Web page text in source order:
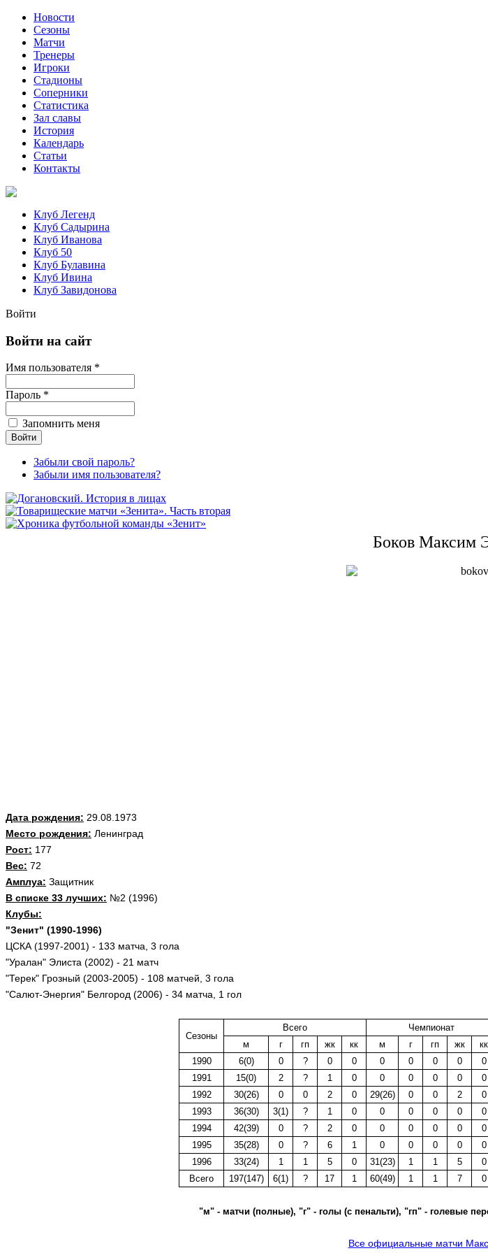
Новости
Сезоны
Матчи
Тренеры
Игроки
Стадионы
Соперники
Статистика
Зал славы
История
Календарь
Статьи
Контакты
Клуб Легенд
Клуб Садырина
Клуб Иванова
Клуб 50
Клуб Булавина
Клуб Ивина
Клуб Завидонова
Войти
Войти на сайт
Имя пользователя *
Пароль *
Запомнить меня
Забыли свой пароль?
Забыли имя пользователя?
Боков Максим
Дата рождения: 29.08.1973
Место рождения: Ленинград
Рост: 177
Вес: 72
Амплуа: Защитник
В списке 33 лучших: №2 (1996)
Клубы:
"Зенит" (1990-1996)
ЦСКА (1997-2001) - 133 матча, 3 гола
"Уралан" Элиста (2002) - 21 матч
"Терек" Грозный (2003-2005) - 108 матчей, 3 гола
"Салют-Энергия" Белгород (2006) - 34 матча, 1 гол
Сезоны
Всего Чемпионат
м
г гп жк кк м г гп жк кк
1990
6(0) 0 ? 0 0 0 0 0 0 0
1991
15(0) 2 ? 1 0 0 0 0 0 0
1992
30(26) 0 0 2 0 29(26) 0 0 2 0
1993
36(30) 3(1) ? 1 0 0 0 0 0 0
1994
42(39) 0 ? 2 0 0 0 0 0 0
1995
35(28) 0 ? 6 1 0 0 0 0 0
1996
33(24) 1 1 5 0 31(23) 1 1 5 0
Всего
197(147) 6(1) ? 17 1 60(49) 1 1 7 0
"м" - матчи (полные), "г" - голы (с пенальти), "гп" - голевые
Все официальные матчи